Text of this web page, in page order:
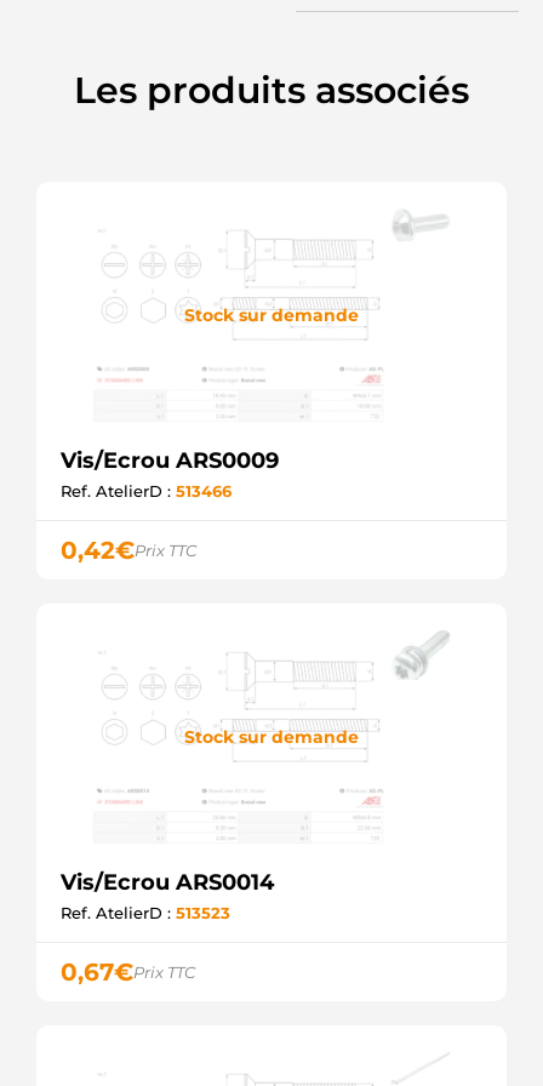
Les produits associés
Stock sur demande
Vis/Ecrou ARS0009
Ref. AtelierD : 513466
0,42€Prix TTC
Stock sur demande
Vis/Ecrou ARS0014
Ref. AtelierD : 513523
0,67€Prix TTC